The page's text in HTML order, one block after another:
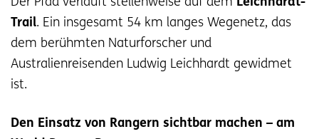
Trail. Ein insgesamt 54 km langes Wegenetz, das
dem berühmten Naturforscher und
Australienreisenden Ludwig Leichhardt gewidmet
ist.
Den Einsatz von Rangern sichtbar machen – am